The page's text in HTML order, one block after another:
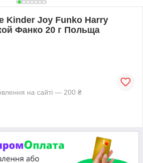
Kinder Joy Funko Harry
Фанко 20 г Польща
на сайті — 200 ₴